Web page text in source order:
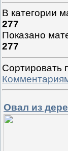
В категории
277
Показано
277
Сортировать
Овал из